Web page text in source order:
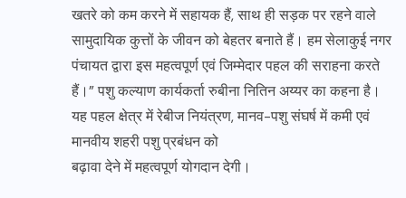
खतरे को कम करने में सहायक हैं, साथ ही सड़क पर रहने वाले
सामुदायिक कुत्तों के जीवन को बेहतर बनाते हैं। हम सेलाकुई नगर
पंचायत द्वारा इस महत्वपूर्ण एवं जिम्मेदार पहल की सराहना करते
हैं।” पशु कल्याण कार्यकर्ता रुबीना नितिन अय्यर का कहना है।
यह पहल क्षेत्र में रेबीज नियंत्रण, मानव-पशु संघर्ष में कमी एवं
मानवीय शहरी पशु प्रबंधन को
बढ़ावा देने में महत्वपूर्ण योगदान देगी।